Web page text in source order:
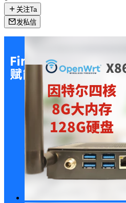
关注Ta
发私信